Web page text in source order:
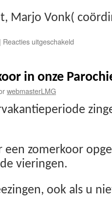
Marjo Vonk(
| Reacties uitgeschakeld
in onze
webmasterLMG
een zomerkoor
vieringen.
ook als u